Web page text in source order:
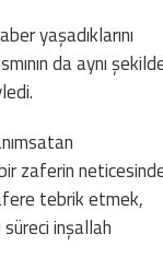
yaşadıklarını
da aynı
zaferin
tebrik etmek,
inşallah